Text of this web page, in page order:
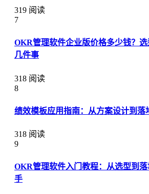
319 阅读
7
OKR管理软件企业版价格多少钱？
几件事
318 阅读
8
绩效模板应用指南：从方案设计到落
318 阅读
9
OKR管理软件入门教程：从选型到
手